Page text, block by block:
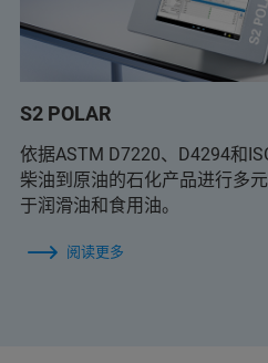
S2 POLAR
依据ASTM D7220、D4294和
柴油到原油的石化产品进行多
于润滑油和食用油。
阅读更多